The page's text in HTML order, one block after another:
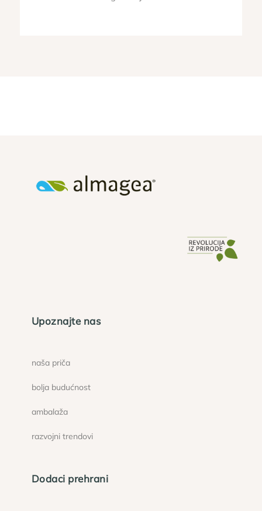
Upoznajte nas
naša priča
bolja budućnost
ambalaža
razvojni trendovi
Dodaci prehrani